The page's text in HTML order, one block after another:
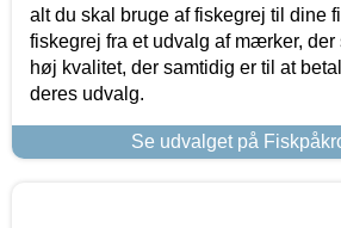
alt du skal bruge af fiskegrej til dine
fiskegrej fra et udvalg af mærker, der
høj kvalitet, der samtidig er til at
deres udvalg.
Se udvalget på